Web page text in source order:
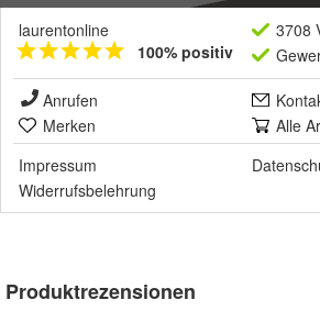
laurentonline
100% positiv
3708
Anrufen
Merken
Alle
Impressum
Widerrufsbelehrung
Produktrezensionen